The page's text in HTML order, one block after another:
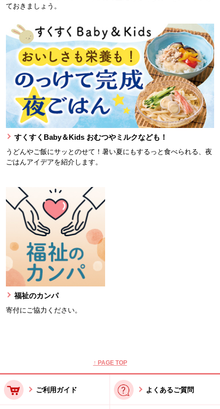
ておきましょう。
すくすくBaby＆Kids おむつやミルクなども！
うどんやご飯にサッとのせて！暑い夏にもするっと食べられる、夜
ごはんアイデアを紹介します。
福祉のカンパ
寄付にご協力ください。
↑ PAGE TOP
ご利用ガイド よくあるご質問